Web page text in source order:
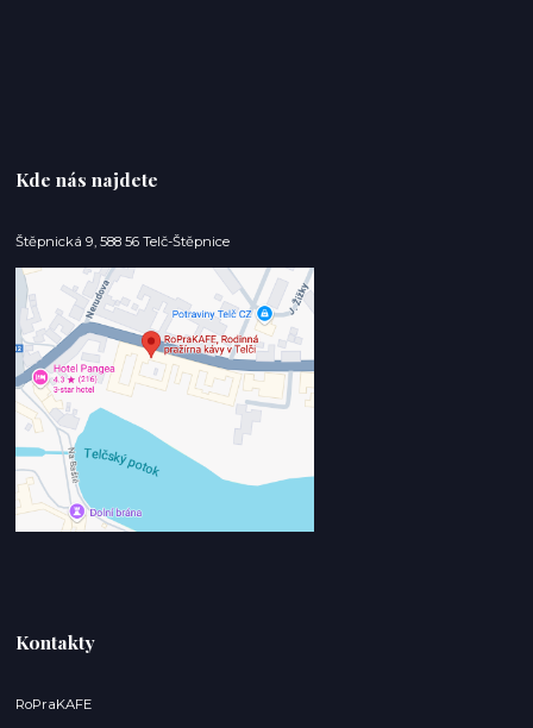
Kde nás najdete
Štěpnická 9, 588 56 Telč-Štěpnice
Kontakty
RoPraKAFE